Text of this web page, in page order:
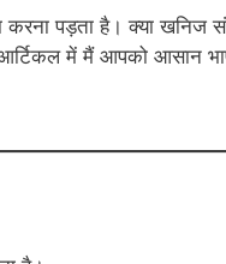
पड़ता है। क्या खनिज
में मैं आपको आसान